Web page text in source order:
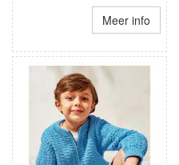
Meer info